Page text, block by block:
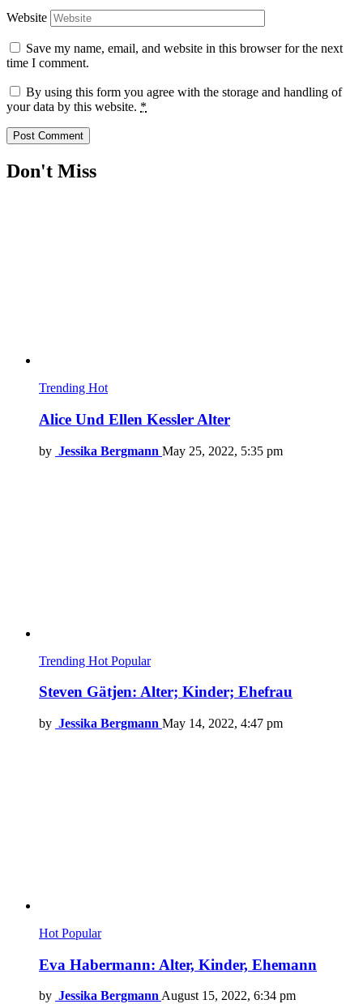
Website
Save my name, email, and website in this browser for the next
time I comment.
By using this form you agree with the storage and handling of
your data by this website. *
Don't Miss
Trending Hot
Alice Und Ellen Kessler Alter
by Jessika Bergmann May 25, 2022, 5:35 pm
Trending Hot Popular
Steven Gätjen: Alter; Kinder; Ehefrau
by Jessika Bergmann May 14, 2022, 4:47 pm
Hot Popular
Eva Habermann: Alter, Kinder, Ehemann
by Jessika Bergmann August 15, 2022, 6:34 pm